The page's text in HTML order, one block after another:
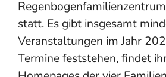
statt. Es gibt insgesamt
Veranstaltungen im Jahr
Termine feststehen, findet